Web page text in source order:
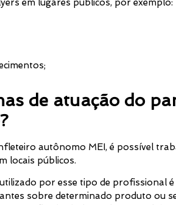
em lugares públicos, por exemplo:
de atuação do
autônomo MEI, é possível
locais públicos.
por esse tipo de profissional
sobre determinado produto ou